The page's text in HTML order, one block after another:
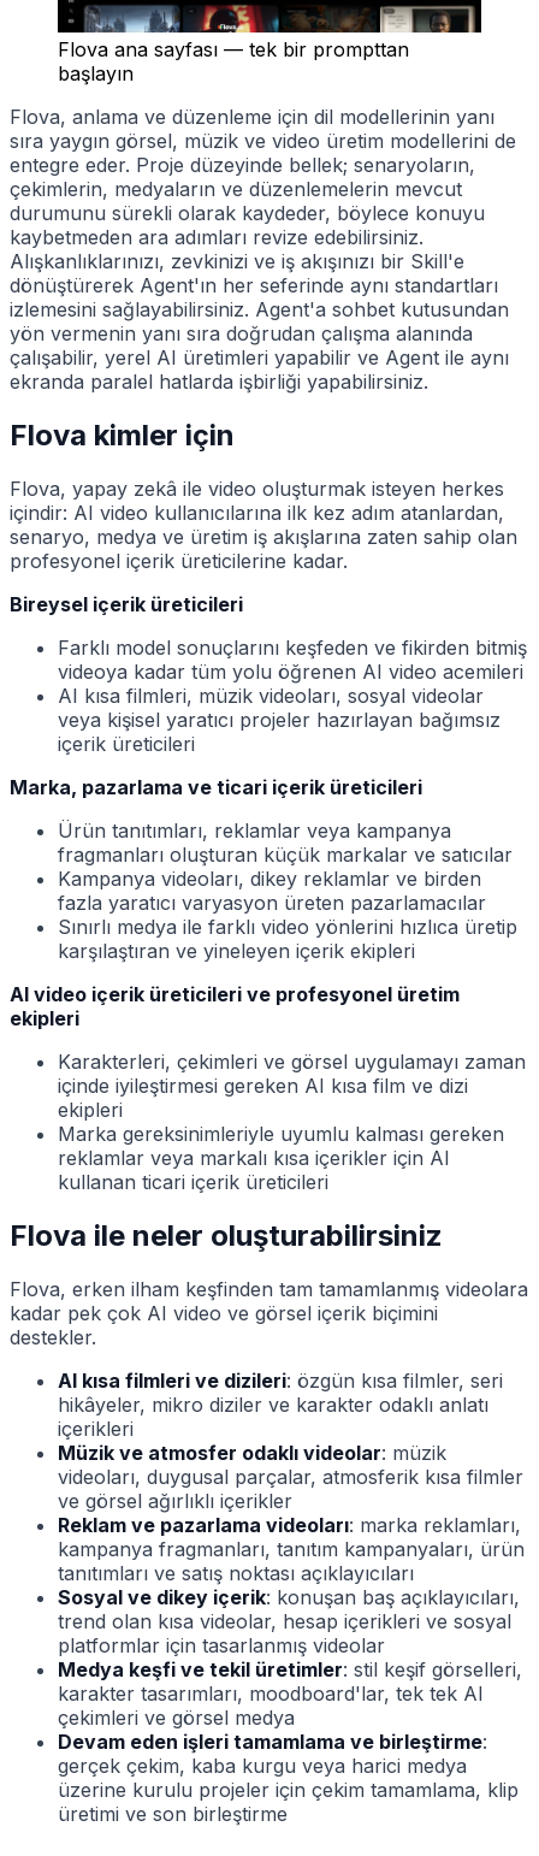
Flova ana sayfası — tek bir prompttan
başlayın
Flova, anlama ve düzenleme için dil modellerinin yanı
sıra yaygın görsel, müzik ve video üretim modellerini de
entegre eder. Proje düzeyinde bellek; senaryoların,
çekimlerin, medyaların ve düzenlemelerin mevcut
durumunu sürekli olarak kaydeder, böylece konuyu
kaybetmeden ara adımları revize edebilirsiniz.
Alışkanlıklarınızı, zevkinizi ve iş akışınızı bir Skill'e
dönüştürerek Agent'ın her seferinde aynı standartları
izlemesini sağlayabilirsiniz. Agent'a sohbet kutusundan
yön vermenin yanı sıra doğrudan çalışma alanında
çalışabilir, yerel AI üretimleri yapabilir ve Agent ile aynı
ekranda paralel hatlarda işbirliği yapabilirsiniz.
Flova kimler için
Flova, yapay zekâ ile video oluşturmak isteyen herkes
içindir: AI video kullanıcılarına ilk kez adım atanlardan,
senaryo, medya ve üretim iş akışlarına zaten sahip olan
profesyonel içerik üreticilerine kadar.
Bireysel içerik üreticileri
Farklı model sonuçlarını keşfeden ve fikirden bitmiş
videoya kadar tüm yolu öğrenen AI video acemileri
AI kısa filmleri, müzik videoları, sosyal videolar
veya kişisel yaratıcı projeler hazırlayan bağımsız
içerik üreticileri
Marka, pazarlama ve ticari içerik üreticileri
Ürün tanıtımları, reklamlar veya kampanya
fragmanları oluşturan küçük markalar ve satıcılar
Kampanya videoları, dikey reklamlar ve birden
fazla yaratıcı varyasyon üreten pazarlamacılar
Sınırlı medya ile farklı video yönlerini hızlıca üretip
karşılaştıran ve yineleyen içerik ekipleri
AI video içerik üreticileri ve profesyonel üretim
ekipleri
Karakterleri, çekimleri ve görsel uygulamayı zaman
içinde iyileştirmesi gereken AI kısa film ve dizi
ekipleri
Marka gereksinimleriyle uyumlu kalması gereken
reklamlar veya markalı kısa içerikler için AI
kullanan ticari içerik üreticileri
Flova ile neler oluşturabilirsiniz
Flova, erken ilham keşfinden tam tamamlanmış videolara
kadar pek çok AI video ve görsel içerik biçimini
destekler.
AI kısa filmleri ve dizileri: özgün kısa filmler, seri
hikâyeler, mikro diziler ve karakter odaklı anlatı
içerikleri
Müzik ve atmosfer odaklı videolar: müzik
videoları, duygusal parçalar, atmosferik kısa filmler
ve görsel ağırlıklı içerikler
Reklam ve pazarlama videoları: marka reklamları,
kampanya fragmanları, tanıtım kampanyaları, ürün
tanıtımları ve satış noktası açıklayıcıları
Sosyal ve dikey içerik: konuşan baş açıklayıcıları,
trend olan kısa videolar, hesap içerikleri ve sosyal
platformlar için tasarlanmış videolar
Medya keşfi ve tekil üretimler: stil keşif görselleri,
karakter tasarımları, moodboard'lar, tek tek AI
çekimleri ve görsel medya
Devam eden işleri tamamlama ve birleştirme:
gerçek çekim, kaba kurgu veya harici medya
üzerine kurulu projeler için çekim tamamlama, klip
üretimi ve son birleştirme